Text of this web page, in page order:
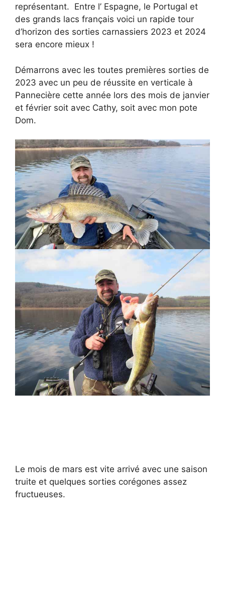
représentant. Entre l’ Espagne, le Portugal et
des grands lacs français voici un rapide tour
d’horizon des sorties carnassiers 2023 et 2024
sera encore mieux !
Démarrons avec les toutes premières sorties de
2023 avec un peu de réussite en verticale à
Pannecière cette année lors des mois de janvier
et février soit avec Cathy, soit avec mon pote
Dom.
Le mois de mars est vite arrivé avec une saison
truite et quelques sorties corégones assez
fructueuses.